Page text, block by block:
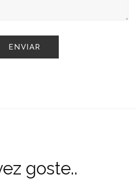
goste..